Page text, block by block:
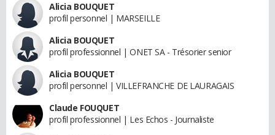
Alicia BOUQUET
profil personnel | MARSEILLE
Alicia BOUQUET
profil professionnel | ONET SA - Trésorier senior
Alicia BOUQUET
profil personnel | VILLEFRANCHE DE LAURAGAIS
Claude FOUQUET
profil professionnel | Les Echos - Journaliste